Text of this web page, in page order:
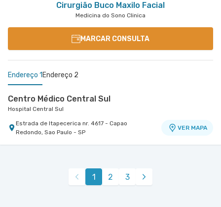
Cirurgião Buco Maxilo Facial
Medicina do Sono Clinica
MARCAR CONSULTA
Endereço 1 Endereço 2
Centro Médico Central Sul
Hospital Central Sul
Estrada de Itapecerica nr. 4617 - Capao
Redondo, Sao Paulo - SP
VER MAPA
Centro Médico Santa Isabel - Unidade Dona
Rua Dona Veridiana nr. 311 - Vila Buarque, Sao
1 2 3